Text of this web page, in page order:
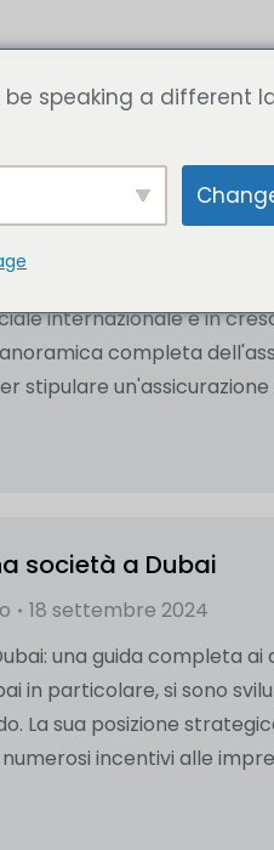
ora il prezzo
a Dubai: costi,
a Dubai è essenziale
internazionale e in
completa
stipulare
società a Dubai
18 settembre 2024
una guida completa
in particolare, si sono
La sua posizione
incentivi alle
speaking a different